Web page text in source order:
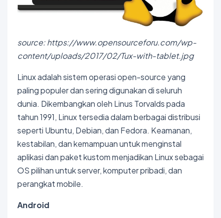
source: https://www.opensourceforu.com/wp-
content/uploads/2017/02/Tux-with-tablet.jpg
Linux adalah sistem operasi open-source yang
paling populer dan sering digunakan di seluruh
dunia. Dikembangkan oleh Linus Torvalds pada
tahun 1991, Linux tersedia dalam berbagai distribusi
seperti Ubuntu, Debian, dan Fedora. Keamanan,
kestabilan, dan kemampuan untuk menginstal
aplikasi dan paket kustom menjadikan Linux sebagai
OS pilihan untuk server, komputer pribadi, dan
perangkat mobile.
Android